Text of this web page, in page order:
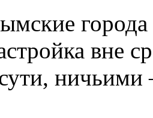
вне
ничьими